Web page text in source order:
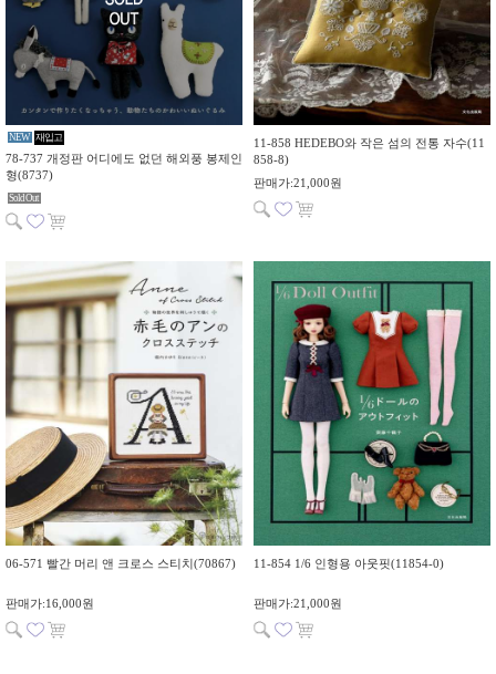
NEW 재입고
78-737 개정판 어디에도 없던 해외풍 봉제인
형(8737)
Sold Out
11-858 HEDEBO와 작은 섬의 전통 자수(11
858-8)
판매가:21,000원
06-571 빨간 머리 앤 크로스 스티치(70867)
판매가:16,000원
11-854 1/6 인형용 아웃핏(11854-0)
판매가:21,000원